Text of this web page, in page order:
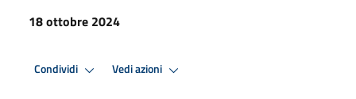
18 ottobre 2024
Condividi Vedi azioni